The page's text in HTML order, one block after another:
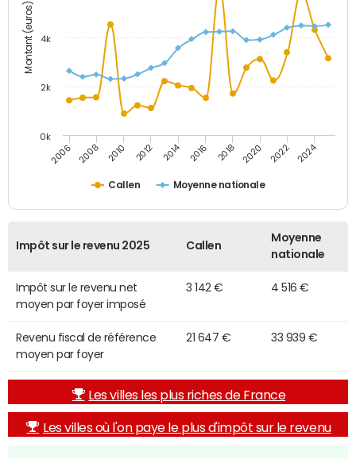
Montant (euros)
Callen Moyenne nationale
2006 2008 2010 2012 2014 2016 2018 2020 2022 2024
0k
2k
4k
Impôt sur le revenu 2025 Callen
Moyenne
nationale
Impôt sur le revenu net
moyen par foyer imposé
3 142 € 4 516 €
Revenu fiscal de référence
moyen par foyer
21 647 € 33 939 €
Les villes les plus riches de France
Les villes où l'on paye le plus d'impôt sur le revenu